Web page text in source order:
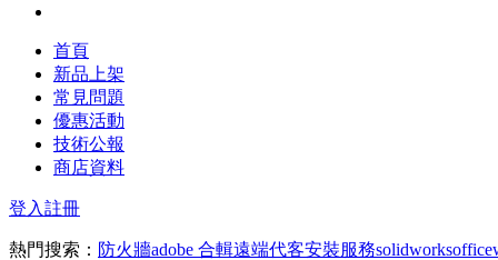
首頁
新品上架
常見問題
優惠活動
技術公報
商店資料
登入註冊
熱門搜索： 防火牆adobe 合輯遠端代客安裝服務solidworksoffice